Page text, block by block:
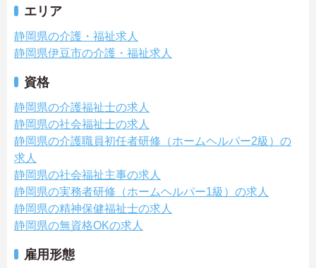
エリア
静岡県の介護・福祉求人
静岡県伊豆市の介護・福祉求人
資格
静岡県の介護福祉士の求人
静岡県の社会福祉士の求人
静岡県の介護職員初任者研修（ホームヘルパー2級）の
求人
静岡県の社会福祉主事の求人
静岡県の実務者研修（ホームヘルパー1級）の求人
静岡県の精神保健福祉士の求人
静岡県の無資格OKの求人
雇用形態